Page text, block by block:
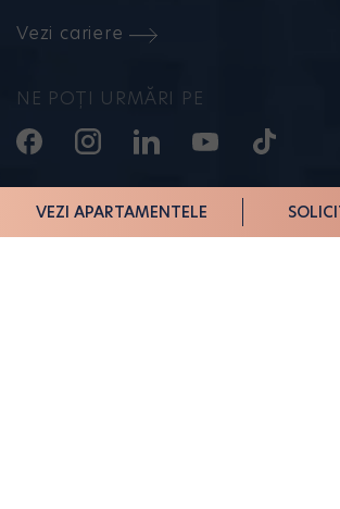
Vezi cariere
NE POȚI URMĂRI PE
VEZI APARTAMENTELE